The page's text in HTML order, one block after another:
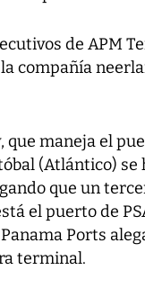
de APM
compañía
que maneja el
(Atlántico) se
que un
el puerto de
Ports
terminal.